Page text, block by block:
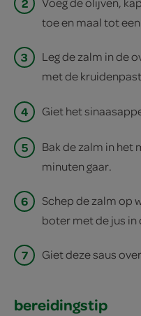
2
toe en maal tot
3
Leg de zalm in de
met de
4 Giet het
5
Bak de zalm in het
minuten gaar.
6
Schep de zalm op
boter met de jus in
7 Giet deze saus
bereidingstip